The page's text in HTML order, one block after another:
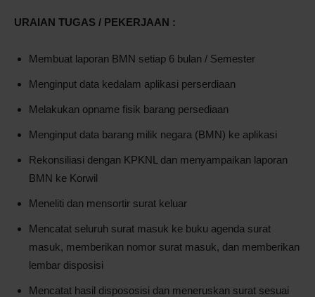
URAIAN TUGAS / PEKERJAAN :
Membuat laporan BMN setiap 6 bulan / Semester
Menginput data kedalam aplikasi perserdiaan
Melakukan opname fisik barang persediaan
Menginput data barang milik negara (BMN) ke aplikasi
Rekonsiliasi dengan KPKNL dan menyampaikan laporan
BMN ke Korwil
Meneliti dan mensortir surat keluar
Mencatat seluruh surat masuk ke buku agenda surat
masuk, memberikan nomor surat masuk, dan memberikan
lembar disposisi
Mencatat hasil dispososisi dan meneruskan surat sesuai